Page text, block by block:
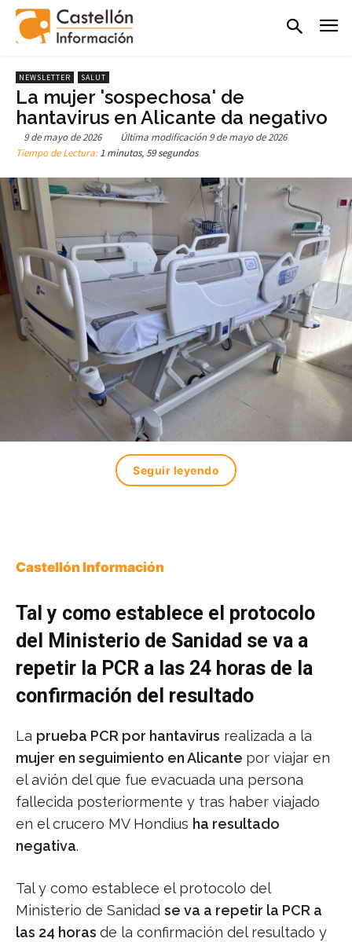
NEWSLETTER SALUT
La mujer 'sospechosa' de
hantavirus en Alicante da negativo
9 de mayo de 2026 Última modificación 9 de mayo de 2026
Tiempo de Lectura:1 minutos, 59 segundos
Seguir leyendo
Castellón Información
Tal y como establece el protocolo
del Ministerio de Sanidad se va a
repetir la PCR a las 24 horas de la
confirmación del resultado
La prueba PCR por hantavirus realizada a la
mujer en seguimiento en Alicante por viajar en
el avión del que fue evacuada una persona
fallecida posteriormente y tras haber viajado
en el crucero MV Hondius ha resultado
negativa.
Tal y como establece el protocolo del
Ministerio de Sanidad se va a repetir la PCR a
las 24 horas de la confirmación del resultado y